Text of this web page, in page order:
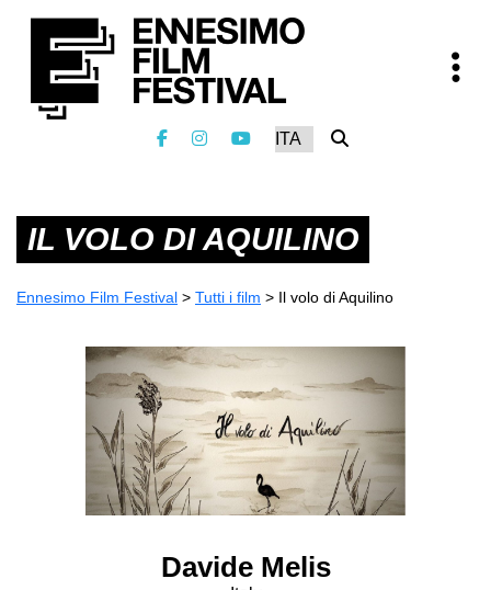
IL VOLO DI AQUILINO
Ennesimo Film Festival > Tutti i film > Il volo di Aquilino
Davide Melis